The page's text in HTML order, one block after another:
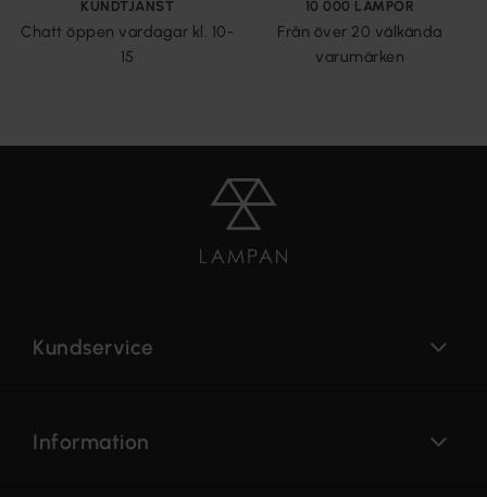
KUNDTJÄNST
Chatt öppen vardagar kl. 10-
15
10 000 LAMPOR
Från över 20 välkända
varumärken
Kundservice
Information